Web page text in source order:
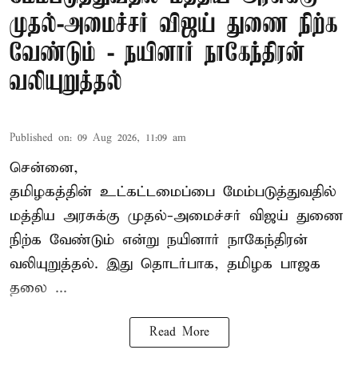
முதல்-அமைச்சர் விஜய் துணை நிற்க
வேண்டும் - நயினார் நாகேந்திரன்
வலியுறுத்தல்
Published on: 09 Aug 2026, 11:09 am
சென்னை,
தமிழகத்தின் உட்கட்டமைப்பை மேம்படுத்துவதில்
மத்திய அரசுக்கு முதல்-அமைச்சர் விஜய் துணை
நிற்க வேண்டும் என்று நயினார் நாகேந்திரன்
வலியுறுத்தல். இது தொடர்பாக, தமிழக பாஜக
தலை ...
Read More